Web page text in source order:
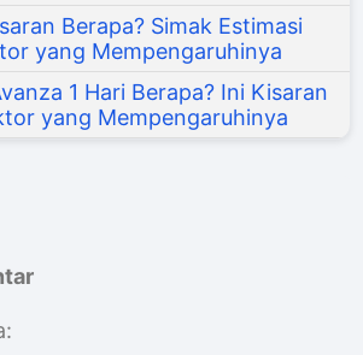
Berapa? Simak Estimasi
yang Mempengaruhinya
1 Hari Berapa? Ini Kisaran
yang Mempengaruhinya